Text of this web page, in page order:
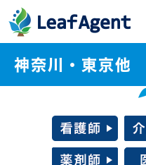
神奈川・東京他